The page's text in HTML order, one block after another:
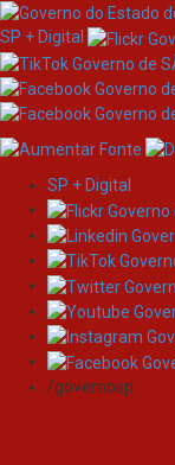
Skip
navigation
SP + Digital
SP + Digital
/governosp
Search
Search: